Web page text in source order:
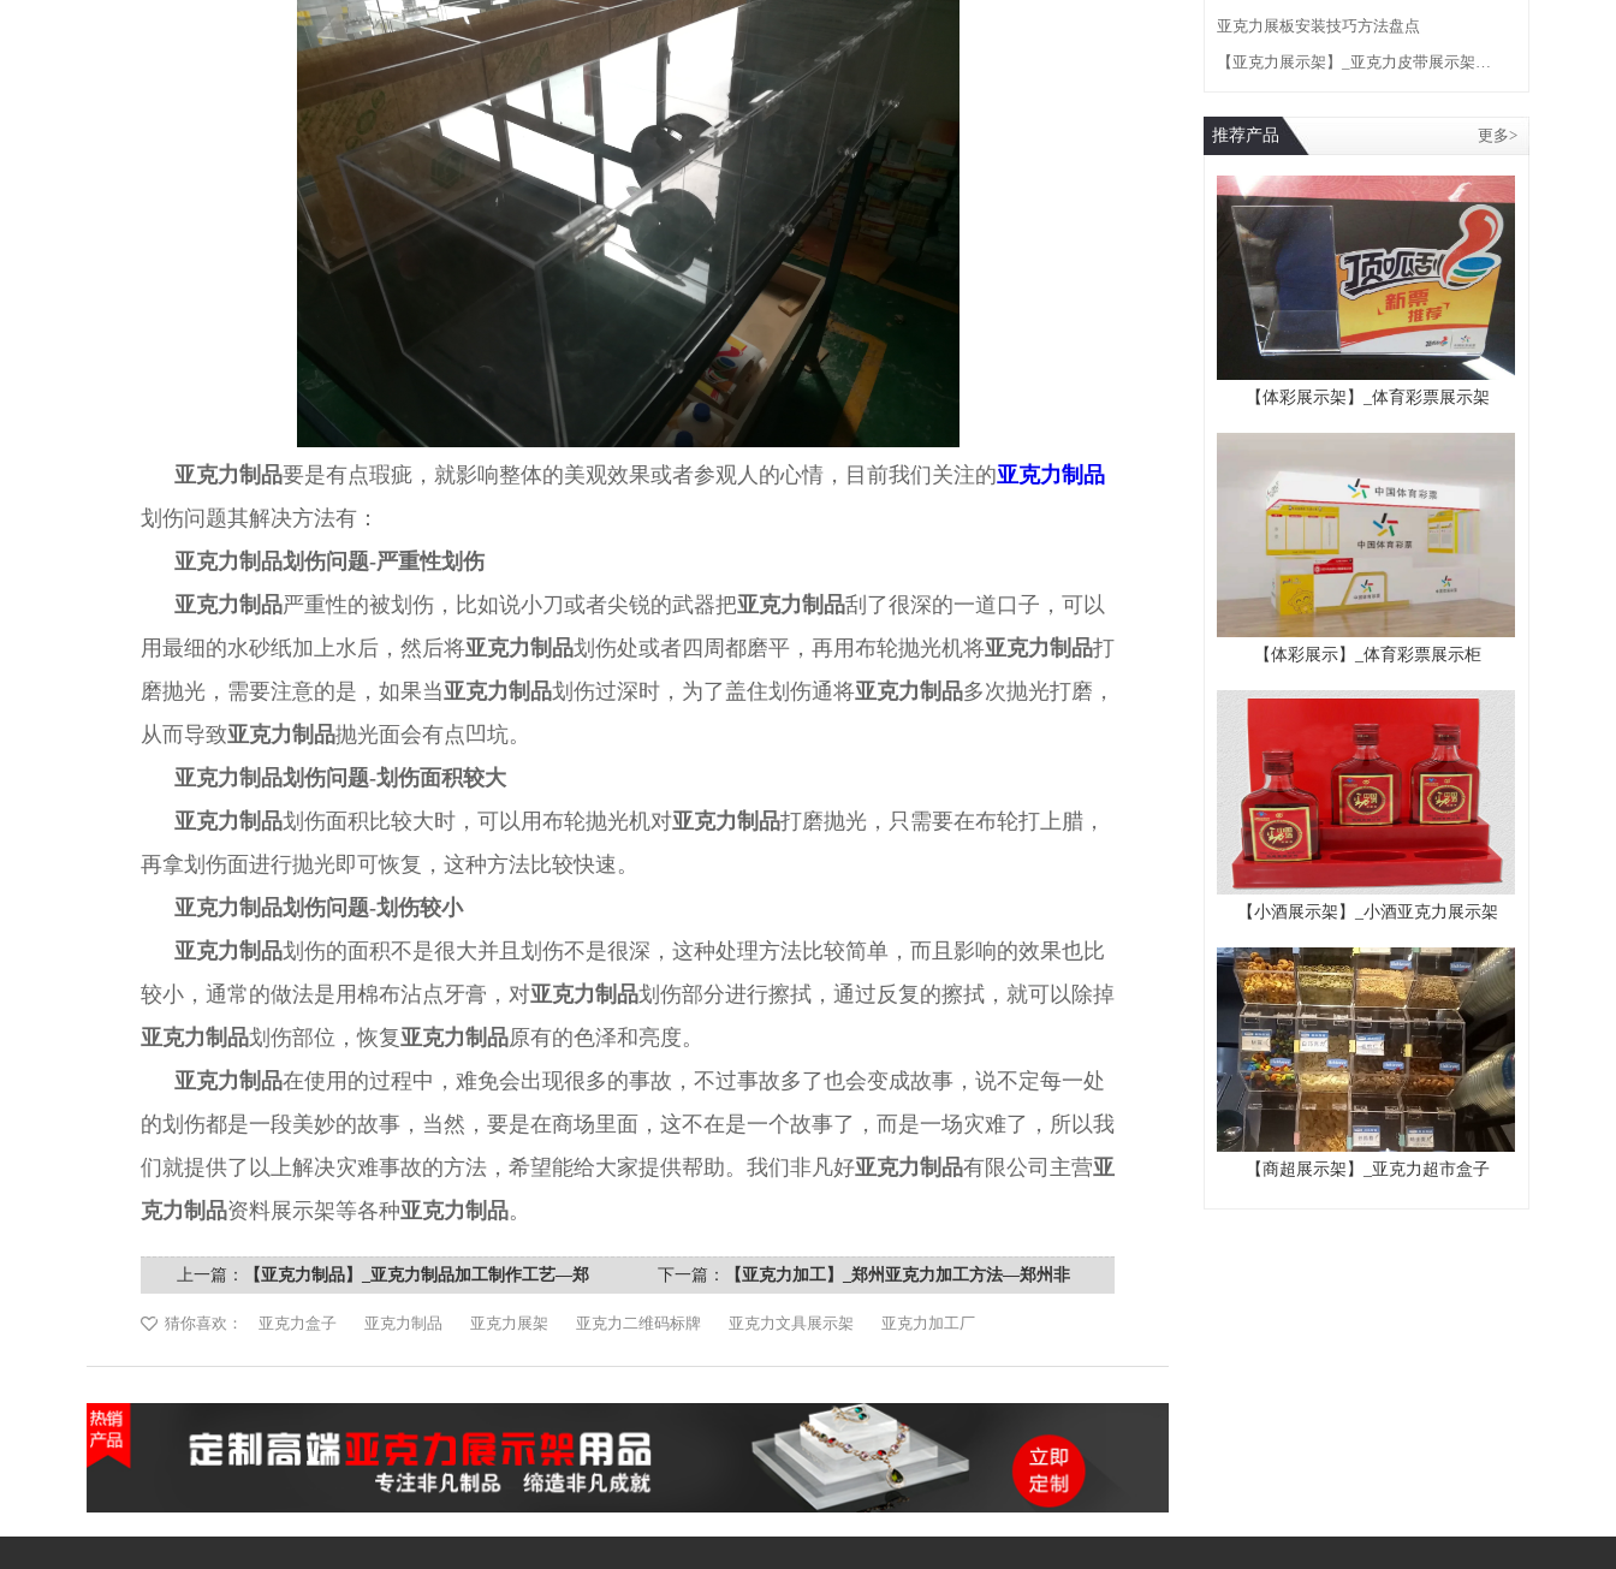
亚克力制品要是有点瑕疵，就影响整体的美观效果或者参观人的心情， 目前我们关注的亚克力制品
划伤问题其解决方法有：
亚克力制品划伤问题-严重性划伤
亚克力制品严重性的被划伤 ，比如说小刀或者尖锐的武器把亚克力制品刮了很深的一道口子 ，可以
用最细的水砂纸加上水后，然后将亚克力制品划伤处或者四周都磨平，再用布轮抛光机将亚克力制品打
磨抛光，需要注意的是， 如果当亚克力制品划伤过深时 ，为了盖住划伤通将亚克力制品多次抛光打磨 ，
从而导致亚克力制品抛光面会有点凹坑。
亚克力制品划伤问题-划伤面积较大
亚克力制品划伤面积比较大时 ，可以用布轮抛光机对亚克力制品打磨抛光，只需要在布轮打上腊，
再拿划伤面进行抛光即可恢复，这种方法比较快速。
亚克力制品划伤问题-划伤较小
亚克力制品划伤的面积不是很大并且 划伤不是很深，这种处理方法比较简单，而且影响的效果也比
较小，通常的做法是用棉布沾点牙膏，对亚克力制品划伤部分进行擦拭，通过反复的擦拭，就可以除掉
亚克力制品划伤部位，恢复亚克力制品原有的色泽和亮度。
亚克力制品在使用的过程中，难免会出现很多的事故，不过事故多了也会变成故事，说不定每一处
的划伤都是一段美妙的故事，当然，要是在商场里面，这不在是一个故事了，而是一场灾难了，所以我
们就提供了以上解决灾难事故的方法，希望能给大家提供帮助。我们非凡好亚克力制品有限公司主营亚
克力制品资料展示架等各种亚克力制品。
上一篇：
【亚克力制品】_亚克力制品加工制作工艺—郑
州非凡
下一篇：
【亚克力加工】_郑州亚克力加工方法—郑州非
凡
猜你喜欢： 亚克力盒子 亚克力制品 亚克力展架 亚克力二维码标牌 亚克力文具展示架 亚克力加工厂
亚克力展板安装技巧方法盘点
【亚克力展示架】_亚克力皮带展示架…
推荐产品 更多>
【体彩展示架】_体育彩票展示架
【体彩展示】_体育彩票展示柜
【小酒展示架】_小酒亚克力展示架
【商超展示架】_亚克力超市盒子